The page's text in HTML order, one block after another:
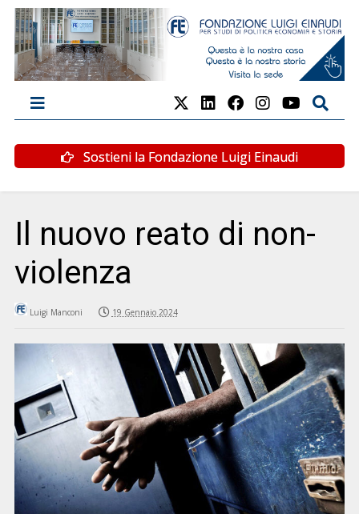
Sostieni la Fondazione Luigi Einaudi
Il nuovo reato di non-
violenza
Luigi Manconi 19 Gennaio 2024